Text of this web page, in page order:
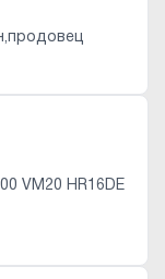
VM20 HR16DE